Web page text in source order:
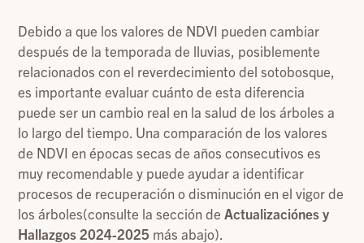
Debido a que los valores de NDVI pueden cambiar
después de la temporada de lluvias, posiblemente
relacionados con el reverdecimiento del sotobosque,
es importante evaluar cuánto de esta diferencia
puede ser un cambio real en la salud de los árboles a
lo largo del tiempo. Una comparación de los valores
de NDVI en épocas secas de años consecutivos es
muy recomendable y puede ayudar a identificar
procesos de recuperación o disminución en el vigor de
los árboles(consulte la sección de Actualizaciónes y
Hallazgos 2024-2025 más abajo).